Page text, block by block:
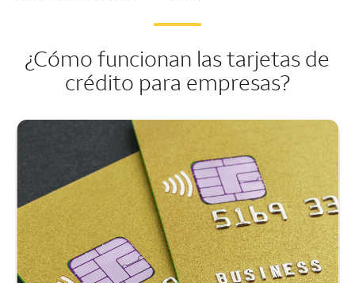
¿Cómo funcionan las tarjetas de
crédito para empresas?